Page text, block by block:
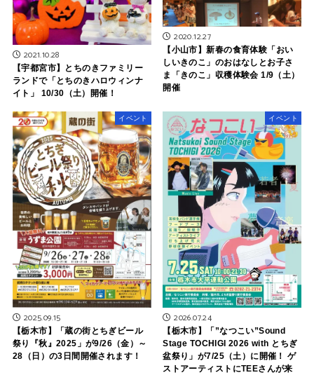
2021.10.28
【宇都宮市】とちのきファミリー
ランドで「とちのきハロウィンナ
イト」 10/30（土）開催！
2020.12.27
【小山市】新春の食育体験「おい
しいきのこ」のおはなしとお子さ
ま「きのこ」収穫体験会 1/9（土）
開催
イベント
2025.09.15
【栃木市】「蔵の街とちぎビール
祭り『秋』2025」が9/26（金）～
28（日）の3日間開催されます！
イベント
2026.07.24
【栃木市】「”なつこい”Sound
Stage TOCHIGI 2026 with とちぎ
盆祭り」が7/25（土）に開催！ ゲ
ストアーティストにTEEさんが来